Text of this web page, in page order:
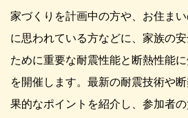
家づくりを計画中の方や、お住ま
に思われている方などに、家族の
ために重要な耐震性能と断熱性能
を開催します。最新の耐震技術や
果的なポイントを紹介し、参加者